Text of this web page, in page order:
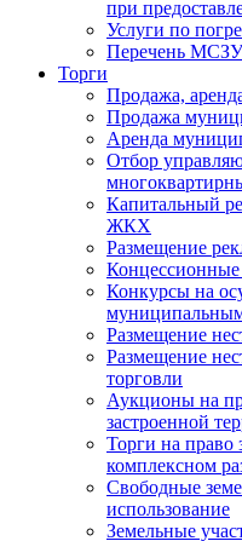
при
Услуги по
Перечень МСЗУ
Торги
Продажа,
Продажа
Аренда
Отбор
Капитальный
ЖКХ
Размещение
Концессионные
Конкурсы на
Размещение
Размещение
торговли
Аукционы на
застроенной
Торги на право
комплексном
Свободные
использование
Земельные